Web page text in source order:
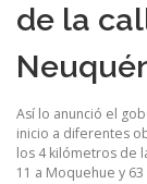
de la
Así lo anunció el
inicio a diferentes
los 4 kilómetros de
11 a Moquehue y